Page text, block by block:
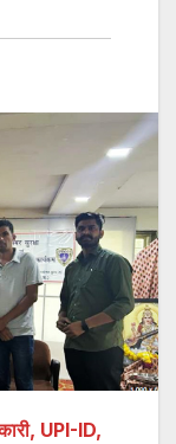
UPI-ID,